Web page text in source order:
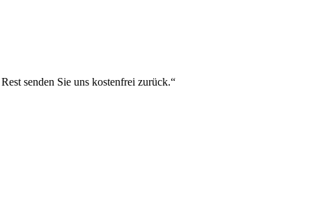
senden Sie uns kostenfrei zurück.“